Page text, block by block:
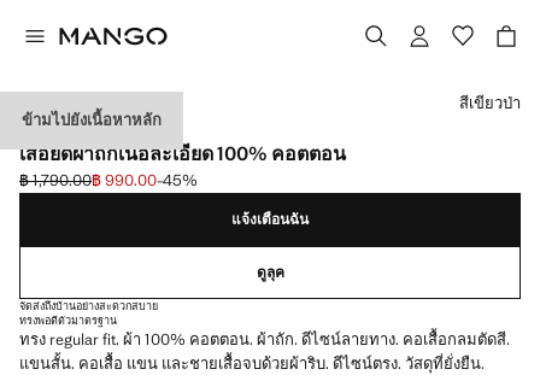
ข้ามไปยังเนื้อหาหลัก
พิเศษเฉพาะออนไลน์
เสื้อยืดผ้าถักเนื้อละเอียด 100% คอตตอน
ลดราคาเริ่มต้น [฿ 1,790.00 ]
฿ 1,790.00
ราคาปัจจุบัน [฿ 990.00 ]
฿ 990.00-45%
เลือกสี
สีเขียวป่า
แจ้งเตือนฉัน
ดูลุค
จัดส่งถึงบ้านอย่างสะดวกสบาย
ทรงพอดีตัวมาตรฐาน
ทรง regular fit. ผ้า 100% คอตตอน. ผ้าถัก. ดีไซน์ลายทาง. คอเสื้อกลมตัดสี.
แขนสั้น. คอเสื้อ แขน และชายเสื้อจบด้วยผ้าริบ. ดีไซน์ตรง. วัสดุที่ยั่งยืน.